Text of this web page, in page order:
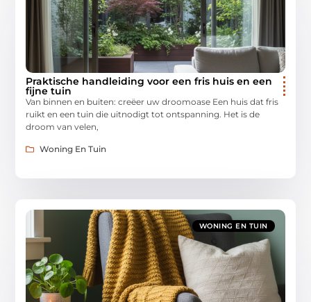
Praktische handleiding voor een fris huis en een
fijne tuin
Van binnen en buiten: creëer uw droomoase Een huis dat fris
ruikt en een tuin die uitnodigt tot ontspanning. Het is de
droom van velen,
Woning En Tuin
WONING EN TUIN